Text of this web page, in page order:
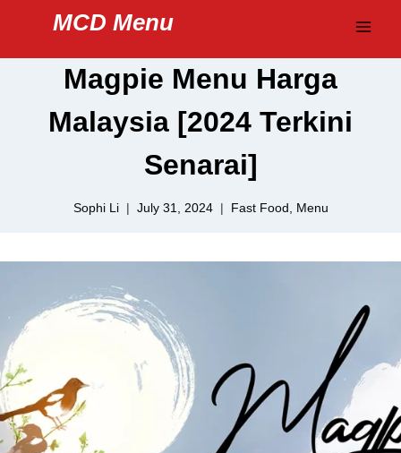
content
MCD Menu
Magpie Menu Harga
Malaysia [2024 Terkini
Senarai]
Sophi Li July 31, 2024 Fast Food Menu